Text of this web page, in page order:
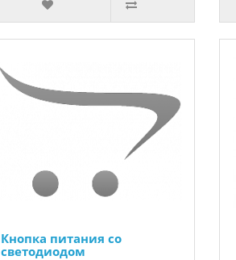
Кнопка питания со
светодиодом